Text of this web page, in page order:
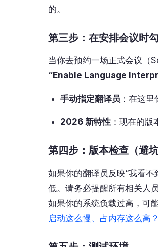
的。
第三步：在安排会议时
当你去预约一场正式会议（
“Enable Language
手动指定翻译员 ：在这
2026 新特性 ：现在的
第四步：版本检查（避坑
如果你的翻译员反映“我看
低。请务必提醒所有相关人
如果你的系统负载过高，可
启动这么慢、占内存这么高？